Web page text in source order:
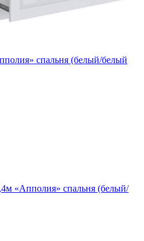
спальня (белый/белый
«Апполия» спальня (белый/